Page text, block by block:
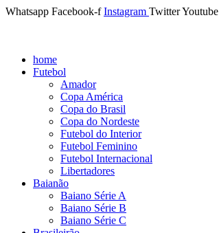
Whatsapp Facebook-f Instagram TwitterYoutube
home
Futebol
Amador
Copa América
Copa do Brasil
Copa do Nordeste
Futebol do Interior
Futebol Feminino
Futebol Internacional
Libertadores
Baianão
Baiano Série A
Baiano Série B
Baiano Série C